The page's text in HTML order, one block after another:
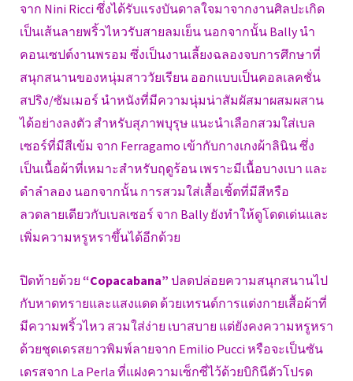
จาก Nini Ricci ซึ่งได้รับแรงบันดาลใจมาจากงานศิลปะเกิด
เป็นเส้นลายพริ้วไหวรับสายลมเย็น นอกจากนั้น Bally นำ
คอนเซปต์งานพรอม ซึ่งเป็นงานเลี้ยงฉลองจบการศึกษาที่
สนุกสนานของหนุ่มสาววัยเรียน ออกแบบเป็นคอลเลคชั่น
สปริง/ซัมเมอร์ นำหนังที่มีความนุ่มน่าสัมผัสมาผสมผสาน
ได้อย่างลงตัว สำหรับสุภาพบุรุษ แนะนำเลือกสวมใส่เบล
เซอร์ที่มีสีเข้ม จาก Ferragamo เข้ากับกางเกงผ้าลินิน ซึ่ง
เป็นเนื้อผ้าที่เหมาะสำหรับฤดูร้อน เพราะมีเนื้อบางเบา และ
ดำลำลอง นอกจากนั้น การสวมใส่เสื้อเชิ้ตที่มีสีหรือ
ลวดลายเดียวกับเบลเซอร์ จาก Bally ยังทำให้ดูโดดเด่นและ
เพิ่มความหรูหราขึ้นได้อีกด้วย
ปิดท้ายด้วย “Copacabana” ปลดปล่อยความสนุกสนานไป
กับหาดทรายและแสงแดด ด้วยเทรนด์การแต่งกายเสื้อผ้าที่
มีความพริ้วไหว สวมใส่ง่าย เบาสบาย แต่ยังคงความหรูหรา
ด้วยชุดเดรสยาวพิมพ์ลายจาก Emilio Pucci หรือจะเป็นซัน
เดรสจาก La Perla ที่แฝงความเซ็กซี่ไว้ด้วยบิกินีตัวโปรด